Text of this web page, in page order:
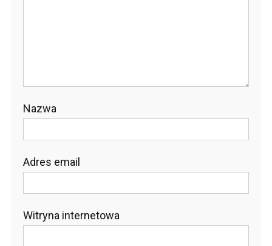
Nazwa
Adres email
Witryna internetowa